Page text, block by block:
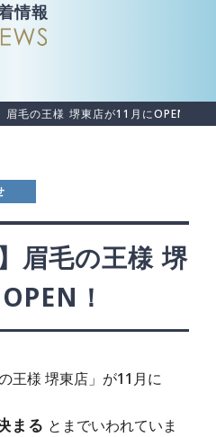
情報
眉毛の王様 堺東店が11月にOPEN！
眉毛の王様 堺
！
王様 堺東店」が11月に
まる とまでいわれていま